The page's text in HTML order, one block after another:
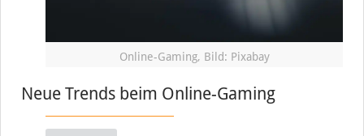
Online-Gaming, Bild: Pixabay
Neue Trends beim Online-Gaming